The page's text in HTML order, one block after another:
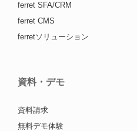
ferret SFA/CRM
ferret CMS
ferretソリューション
資料・デモ
資料請求
無料デモ体験